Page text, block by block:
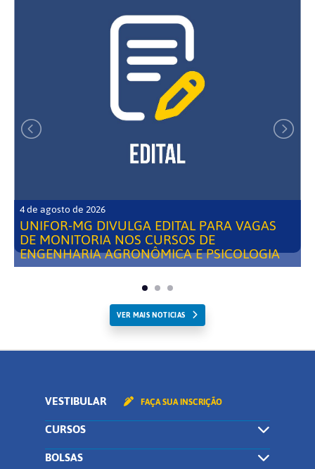
4 de agosto de 2026
UNIFOR-MG DIVULGA EDITAL PARA VAGAS
DE MONITORIA NOS CURSOS DE
ENGENHARIA AGRONÔMICA E PSICOLOGIA
VER MAIS NOTICIAS
VESTIBULAR FAÇA SUA INSCRIÇÃO
CURSOS
BOLSAS